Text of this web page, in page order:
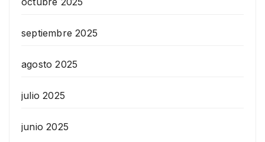
septiembre 2025
agosto 2025
julio 2025
junio 2025